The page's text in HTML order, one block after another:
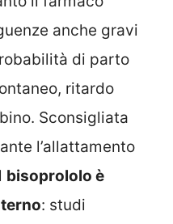
anche gravi
di parto
ritardo
Sconsigliata
l’allattamento
bisoprololo è
: studi